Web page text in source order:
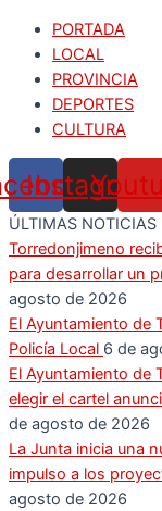
PORTADA
LOCAL
PROVINCIA
DEPORTES
CULTURA
Instagram
ÚLTIMAS NOTICIAS
Torredonjimeno
para desarrollar un
agosto de 2026
El Ayuntamiento de
Policía Local 6 de
El Ayuntamiento de
elegir el cartel
de agosto de 2026
La Junta inicia una
impulso a los
agosto de 2026